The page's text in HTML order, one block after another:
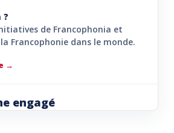
?
de Francophonia et
Francophonie dans le monde.
engagé